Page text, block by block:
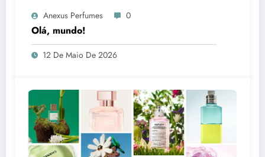
Anexus Perfumes 0
Olá, mundo!
12 De Maio De 2026